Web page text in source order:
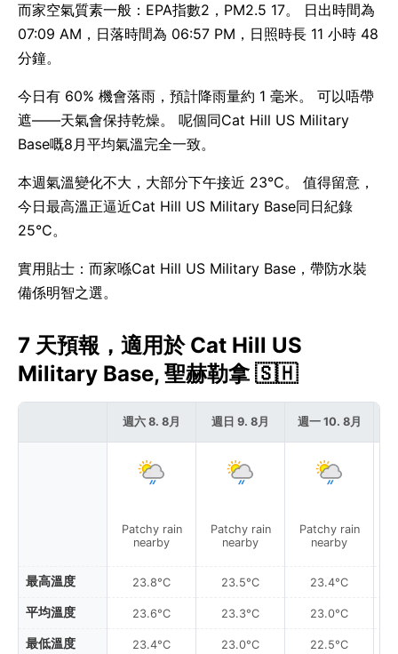
而家空氣質素一般：EPA指數2，PM2.5 17。 日出時間為
07:09 AM，日落時間為 06:57 PM，日照時長 11 小時 48
分鐘。
今日有 60% 機會落雨，預計降雨量約 1 毫米。 可以唔帶
遮——天氣會保持乾燥。 呢個同Cat Hill US Military
Base嘅8月平均氣溫完全一致。
本週氣溫變化不大，大部分下午接近 23°C。 值得留意，
今日最高溫正逼近Cat Hill US Military Base同日紀錄
25°C。
實用貼士：而家喺Cat Hill US Military Base，帶防水裝
備係明智之選。
7 天預報，適用於 Cat Hill US
Military Base, 聖赫勒拿 🇸🇭
最高溫度
平均溫度
最低溫度
週六 8. 8月
Patchy rain
nearby
23.8°C
23.6°C
23.4°C
週日 9. 8月
Patchy rain
nearby
23.5°C
23.3°C
23.0°C
週一 10. 8月
Patchy rain
nearby
23.4°C
23.0°C
22.5°C